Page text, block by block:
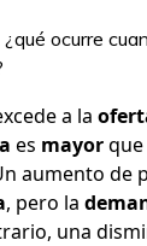
ocurre
a la
es mayorque
aumento de
, pero la
una